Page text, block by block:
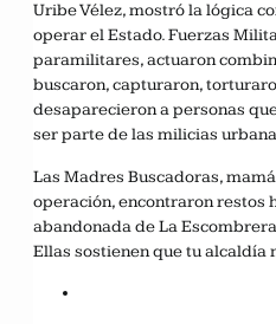
Uribe Vélez, mostró la lógica
operar el Estado. Fuerzas
paramilitares, actuaron
buscaron, capturaron,
desaparecieron a personas
ser parte de las milicias
Las Madres Buscadoras,
operación, encontraron restos
abandonada de La
Ellas sostienen que tu alcaldía